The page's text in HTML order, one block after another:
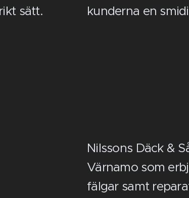
sätt.
kunderna en
Nilssons Däck &
Värnamo som
fälgar samt